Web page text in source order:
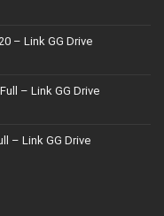
– Link GG Drive
– Link GG Drive
– Link GG Drive